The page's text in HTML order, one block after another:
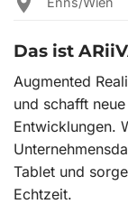
Das ist
Augmented
und schafft
Entwicklungen.
Tablet und
Echtzeit.